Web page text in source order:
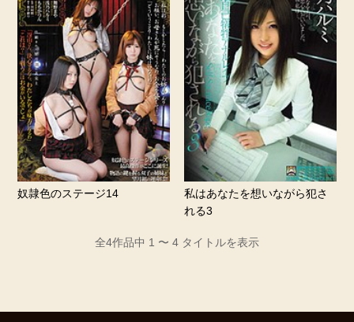
奴隷色のステージ14
私はあなたを想いながら犯さ
れる3
全4作品中 1 〜 4 タイトルを表示